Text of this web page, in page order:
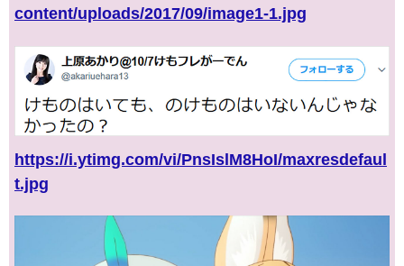
content/uploads/2017/09/image1-1.jpg
https://i.ytimg.com/vi/PnsIslM8HoI/maxresdefaul
t.jpg